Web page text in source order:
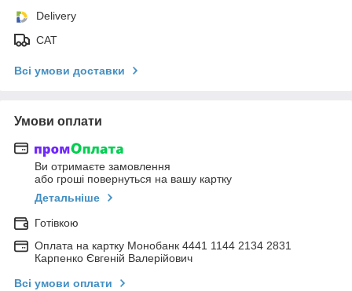
Delivery
САТ
Всі умови доставки
Умови оплати
Ви отримаєте замовлення
або гроші повернуться на вашу картку
Детальніше
Готівкою
Оплата на картку Монобанк 4441 1144 2134 2831
Карпенко Євгеній Валерійович
Всі умови оплати